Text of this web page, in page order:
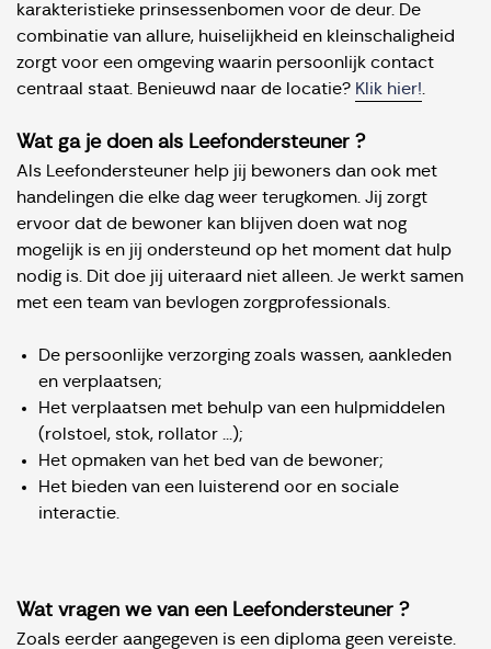
karakteristieke prinsessenbomen voor de deur. De
combinatie van allure, huiselijkheid en kleinschaligheid
zorgt voor een omgeving waarin persoonlijk contact
centraal staat. Benieuwd naar de locatie? Klik hier!
Wat ga je doen als Leefondersteuner ?
Als Leefondersteuner help jij bewoners dan ook met
handelingen die elke dag weer terugkomen. Jij zorgt
ervoor dat de bewoner kan blijven doen wat nog
mogelijk is en jij ondersteund op het moment dat hulp
nodig is. Dit doe jij uiteraard niet alleen. Je werkt samen
met een team van bevlogen zorgprofessionals.
De persoonlijke verzorging zoals wassen, aankleden
en verplaatsen;
Het verplaatsen met behulp van een hulpmiddelen
(rolstoel, stok, rollator ...);
Het opmaken van het bed van de bewoner;
Het bieden van een luisterend oor en sociale
interactie.
Wat vragen we van een Leefondersteuner ?
Zoals eerder aangegeven is een diploma geen vereiste.